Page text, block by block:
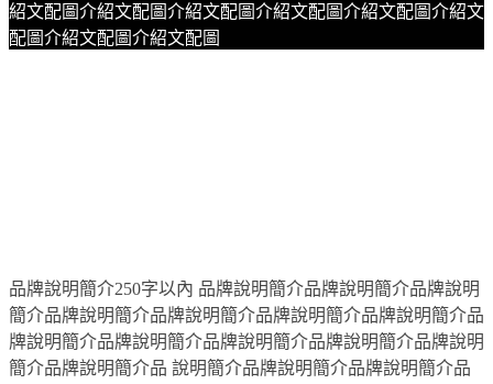
紹文配圖介紹文配圖介紹文配圖介紹文配圖介紹文配圖介紹文
配圖介紹文配圖介紹文配圖
品牌說明簡介250字以內 品牌說明簡介品牌說明簡介品牌說明
簡介品牌說明簡介品牌說明簡介品牌說明簡介品牌說明簡介品
牌說明簡介品牌說明簡介品牌說明簡介品牌說明簡介品牌說明
簡介品牌說明簡介品 說明簡介品牌說明簡介品牌說明簡介品